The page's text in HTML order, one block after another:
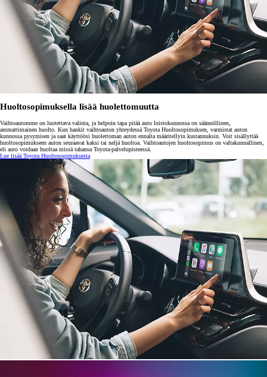
Huoltosopimuksella lisää huolettomuutta
Vaihtoautomme on luotettava valinta, ja helpoin tapa pitää auto loistokunnossa on säännöllinen,
ammattimainen huolto. Kun hankit vaihtoauton yhteydessä Toyota Huoltosopimuksen, varmistat auton
kunnossa pysymisen ja saat käyttöösi huolettoman auton ennalta määritellyin kustannuksin. Voit sisällyttää
huoltosopimukseen auton seuraavat kaksi tai neljä huoltoa. Vaihtoautojen huoltosopimus on valtakunnallinen,
eli auto voidaan huoltaa missä tahansa Toyota-palvelupisteessä.
Lue lisää Toyota Huoltosopimuksesta